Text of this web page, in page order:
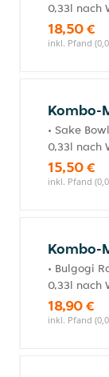
0,33l nach
18,50 €
inkl. Pfand
Kombo-
• Sake
0,33l nach
15,50 €
inkl. Pfand
Kombo-
• Bulgogi
0,33l nach
18,90 €
inkl. Pfand